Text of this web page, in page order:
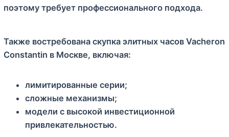
поэтому требует профессионального подхода.
Также востребована скупка элитных часов Vacheron
Constantin в Москве, включая:
лимитированные серии;
сложные механизмы;
модели с высокой инвестиционной
привлекательностью.